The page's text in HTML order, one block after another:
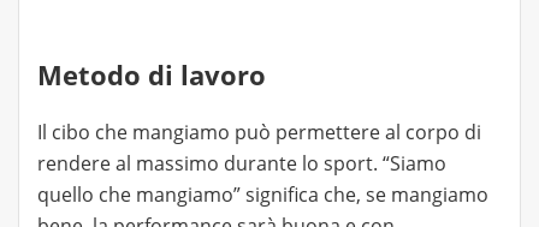
Metodo di lavoro
Il cibo che mangiamo può permettere al corpo di
rendere al massimo durante lo sport. “Siamo
quello che mangiamo” significa che, se mangiamo